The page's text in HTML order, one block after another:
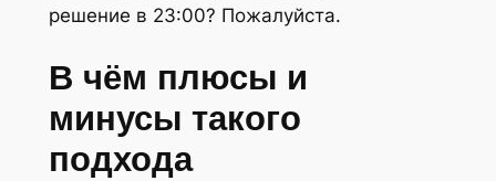
решение в 23:00? Пожалуйста.
В чём плюсы и
минусы такого
подхода